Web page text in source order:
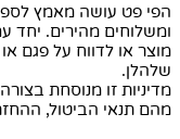
הפי פט עושה מאמץ לספק
ומשלוחים מהירים. יחד
מוצר או לדווח על פגם
שלהלן.
מדיניות זו מנוסחת
מהם תנאי הביטול,